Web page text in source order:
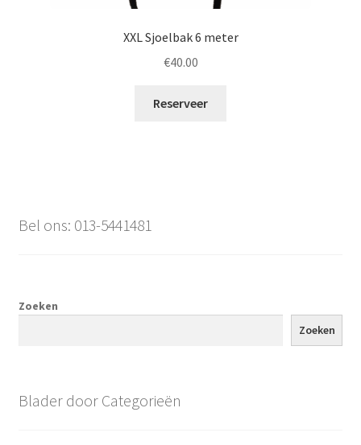
XXL Sjoelbak 6 meter
€40.00
Reserveer
Bel ons: 013-5441481
Zoeken
Zoeken
Blader door Categorieën